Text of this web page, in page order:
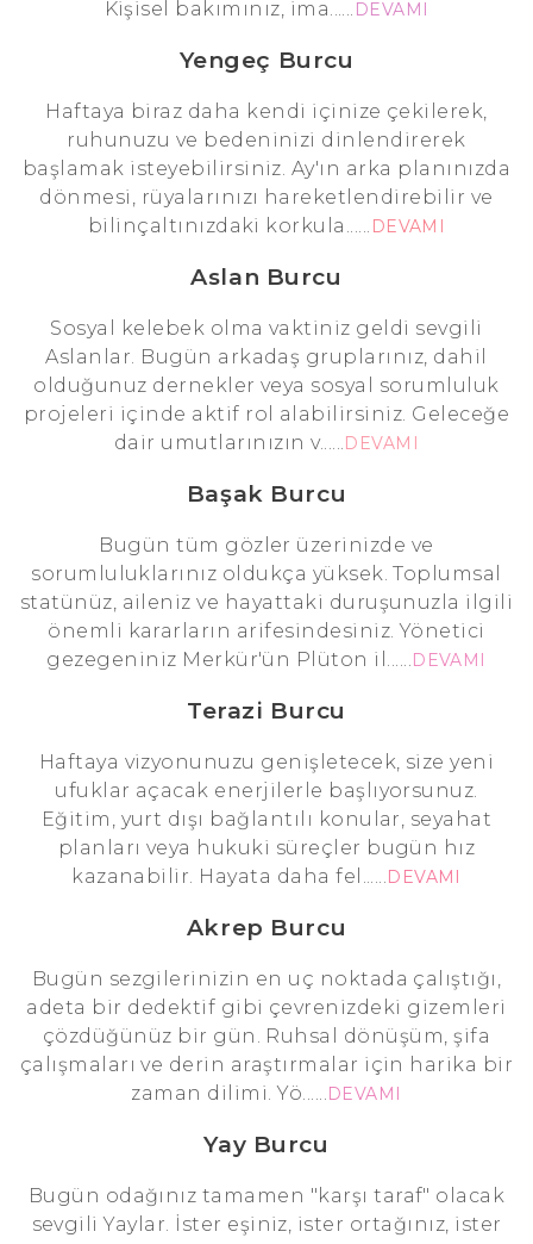
Kişisel bakımınız, ima...... DEVAMI
Yengeç Burcu
Haftaya biraz daha kendi içinize çekilerek,
ruhunuzu ve bedeninizi dinlendirerek
başlamak isteyebilirsiniz. Ay'ın arka planınızda
dönmesi, rüyalarınızı hareketlendirebilir ve
bilinçaltınızdaki korkula...... DEVAMI
Aslan Burcu
Sosyal kelebek olma vaktiniz geldi sevgili
Aslanlar. Bugün arkadaş gruplarınız, dahil
olduğunuz dernekler veya sosyal sorumluluk
projeleri içinde aktif rol alabilirsiniz. Geleceğe
dair umutlarınızın v......DEVAMI
Başak Burcu
Bugün tüm gözler üzerinizde ve
sorumluluklarınız oldukça yüksek. Toplumsal
statünüz, aileniz ve hayattaki duruşunuzla ilgili
önemli kararların arifesindesiniz. Yönetici
gezegeniniz Merkür'ün Plüton il......DEVAMI
Terazi Burcu
Haftaya vizyonunuzu genişletecek, size yeni
ufuklar açacak enerjilerle başlıyorsunuz.
Eğitim, yurt dışı bağlantılı konular, seyahat
planları veya hukuki süreçler bugün hız
kazanabilir. Hayata daha fel......DEVAMI
Akrep Burcu
Bugün sezgilerinizin en uç noktada çalıştığı,
adeta bir dedektif gibi çevrenizdeki gizemleri
çözdüğünüz bir gün. Ruhsal dönüşüm, şifa
çalışmaları ve derin araştırmalar için harika bir
zaman dilimi. Yö......DEVAMI
Yay Burcu
Bugün odağınız tamamen "karşı taraf" olacak
sevgili Yaylar. İster eşiniz, ister ortağınız, ister